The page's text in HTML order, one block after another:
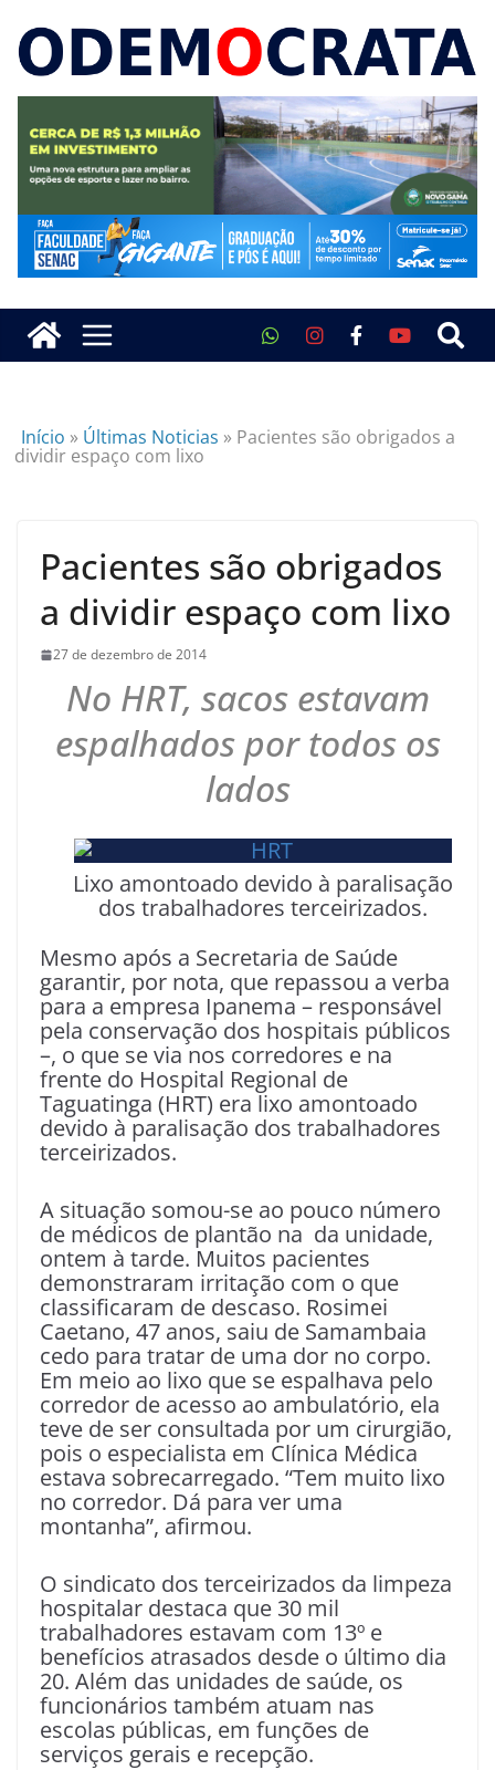
Início » Últimas Noticias » Pacientes são obrigados a
dividir espaço com lixo
Pacientes são obrigados
a dividir espaço com lixo
27 de dezembro de 2014
No HRT, sacos estavam
espalhados por todos os
lados
Lixo amontoado devido à paralisação
dos trabalhadores terceirizados.
Mesmo após a Secretaria de Saúde
garantir, por nota, que repassou a verba
para a empresa Ipanema – responsável
pela conservação dos hospitais públicos
–, o que se via nos corredores e na
frente do Hospital Regional de
Taguatinga (HRT) era lixo amontoado
devido à paralisação dos trabalhadores
terceirizados.
A situação somou-se ao pouco número
de médicos de plantão na da unidade,
ontem à tarde. Muitos pacientes
demonstraram irritação com o que
classificaram de descaso. Rosimei
Caetano, 47 anos, saiu de Samambaia
cedo para tratar de uma dor no corpo.
Em meio ao lixo que se espalhava pelo
corredor de acesso ao ambulatório, ela
teve de ser consultada por um cirurgião,
pois o especialista em Clínica Médica
estava sobrecarregado. “Tem muito lixo
no corredor. Dá para ver uma
montanha”, afirmou.
O sindicato dos terceirizados da limpeza
hospitalar destaca que 30 mil
trabalhadores estavam com 13º e
benefícios atrasados desde o último dia
20. Além das unidades de saúde, os
funcionários também atuam nas
escolas públicas, em funções de
serviços gerais e recepção.